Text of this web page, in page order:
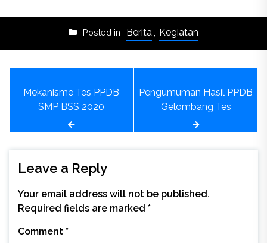
Posted in Berita, Kegiatan
navigation
Mekanisme Tes PPDB
SMP BSS 2020
Pengumuman Hasil PPDB
Gelombang Tes
Leave a Reply
Your email address will not be published.
Required fields are marked *
Comment *